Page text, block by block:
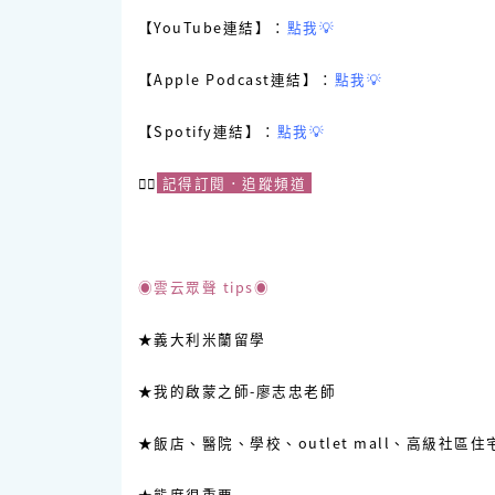
【YouTube連結】： 點我💡
【Apple Podcast連結】： 點我💡
【Spotify連結】： 點我💡
☝🏻 記得訂閱．追蹤頻道
◉雲云眾聲 tips◉
★義大利米蘭留學
★我的啟蒙之師-廖志忠老師
★飯店、醫院、學校、outlet mall、高級社區住